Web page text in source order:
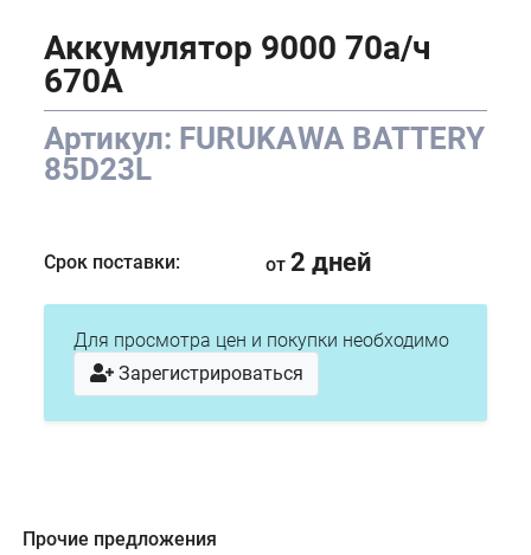
Аккумулятор 9000 70а/ч
670А
Артикул: FURUKAWA BATTERY
85D23L
Срок поставки: от 2 дней
Для просмотра цен и покупки необходимо
Зарегистрироваться
Прочие предложения